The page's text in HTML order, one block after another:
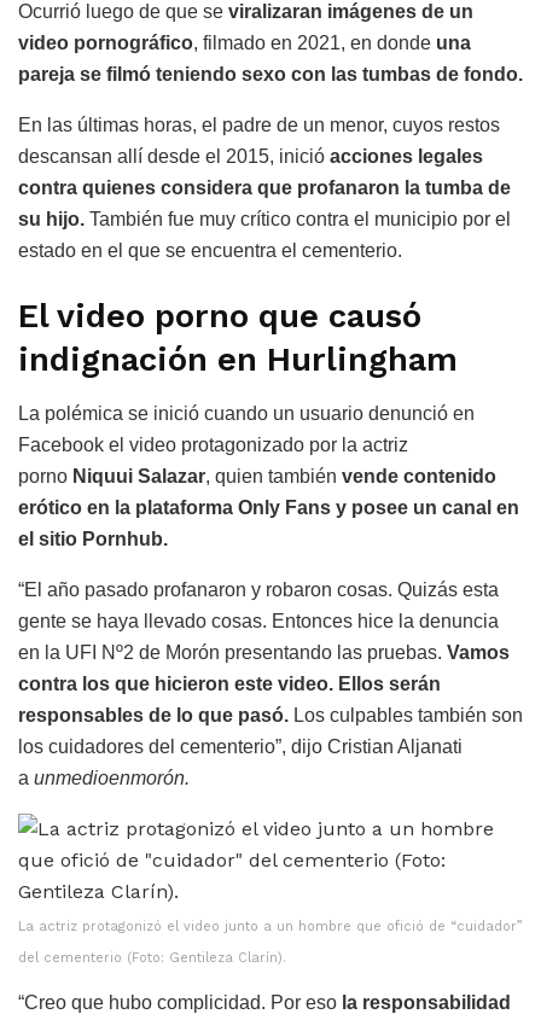
Ocurrió luego de que se viralizaran imágenes de un
video pornográfico, filmado en 2021, en donde una
pareja se filmó teniendo sexo con las tumbas de fondo.
En las últimas horas, el padre de un menor, cuyos restos
descansan allí desde el 2015, inició acciones legales
contra quienes considera que profanaron la tumba de
su hijo. También fue muy crítico contra el municipio por el
estado en el que se encuentra el cementerio.
El video porno que causó
indignación en Hurlingham
La polémica se inició cuando un usuario denunció en
Facebook el video protagonizado por la actriz
porno Niquui Salazar, quien también vende contenido
erótico en la plataforma Only Fans y posee un canal en
el sitio Pornhub.
“El año pasado profanaron y robaron cosas. Quizás esta
gente se haya llevado cosas. Entonces hice la denuncia
en la UFI Nº2 de Morón presentando las pruebas. Vamos
contra los que hicieron este video. Ellos serán
responsables de lo que pasó. Los culpables también son
los cuidadores del cementerio”, dijo Cristian Aljanati
a unmedioenmorón.
La actriz protagonizó el video junto a un hombre que ofició de “cuidador”
del cementerio (Foto: Gentileza Clarín).
“Creo que hubo complicidad. Por eso la responsabilidad